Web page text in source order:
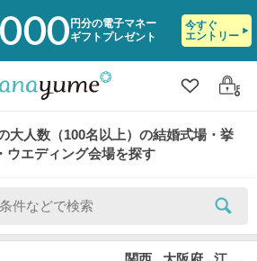
円分の電子マネー
ギフトプレゼント
今すぐ
エントリー
クリップ
ログ
大人数（100名以上）の結婚式場・挙
ウエディング会場を探す